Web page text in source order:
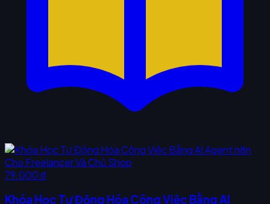
79.000 ₫
Khóa Học Tự Động Hóa Công Việc Bằng AI